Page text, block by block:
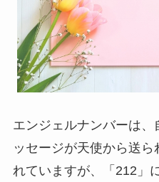
エンジェルナンバーは、
ッセージが天使から送
れていますが、「212」